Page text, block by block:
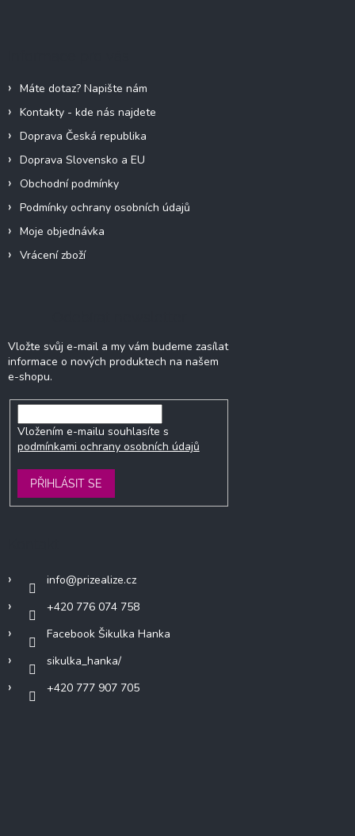
Máte dotaz? Napište nám
Kontakty - kde nás najdete
Doprava Česká republika
Doprava Slovensko a EU
Obchodní podmínky
Podmínky ochrany osobních údajů
Moje objednávka
Vrácení zboží
Vložte svůj e-mail a my vám budeme zasílat
informace o nových produktech na našem
e-shopu.
Vložením e-mailu souhlasíte s
podmínkami ochrany osobních údajů
PŘIHLÁSIT SE
info@prizealize.cz
+420 776 074 758
Facebook Šikulka Hanka
sikulka_hanka/
+420 777 907 705